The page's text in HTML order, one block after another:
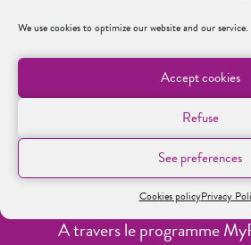
We use cookies to optimize our website and our service.
Accept cookies
Refuse
See preferences
Cookies policyPrivacy
Facebook Twitter
SOUTENIR LA
A travers le programme